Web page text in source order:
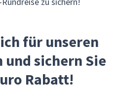
für unseren
sichern Sie
Rabatt!